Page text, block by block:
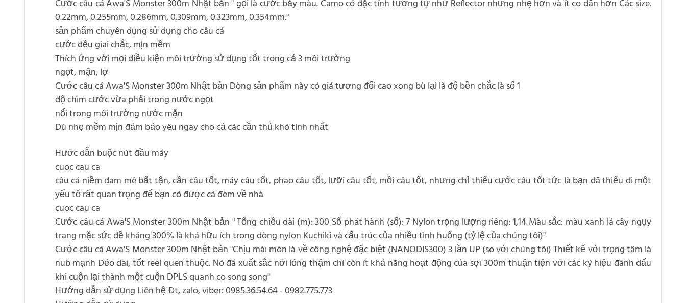
Cước câu cá Awa'S Monster 300m Nhật bản " gọi là cước bảy màu. Camo có đặc tính tương tự như Reflector nhưng nhẹ hơn và ít co dãn hơn Các size.
0.22mm, 0.255mm, 0.286mm, 0.309mm, 0.323mm, 0.354mm."
sản phẩm chuyên dụng sử dụng cho câu cá
cước đều giai chắc, mịn mềm
Thích ứng với mọi điều kiện môi trường sử dụng tốt trong cả 3 môi trường
ngọt, mặn, lợ
Cước câu cá Awa'S Monster 300m Nhật bản Dòng sản phẩm này có giá tương đối cao xong bù lại là độ bền chắc là số 1
độ chìm cước vừa phải trong nước ngọt
nổi trong môi trường nước mặn
Dù nhẹ mềm mịn đảm bảo yêu ngay cho cả các cần thủ khó tính nhất
Hước dẫn buộc nút đầu máy
cuoc cau ca
câu cá niềm đam mê bất tận, cần câu tốt, máy câu tốt, phao câu tốt, lưỡi câu tốt, mồi câu tốt, nhưng chỉ thiếu cước câu tốt tức là bạn đã thiếu đi một
yếu tố rất quan trọng để bạn có được cá đem về nhà
cuoc cau ca
Cước câu cá Awa'S Monster 300m Nhật bản " Tổng chiều dài (m): 300 Số phát hành (số): 7 Nylon trọng lượng riêng: 1,14 Màu sắc: màu xanh lá cây ngụy
trang mặc sức đề kháng 300% là khá hữu ích trong dòng nylon Kuchiki và cấu trúc của nhiều tình huống (tỷ lệ của chúng tôi)"
Cước câu cá Awa'S Monster 300m Nhật bản "Chịu mài mòn là về công nghệ đặc biệt (NANODIS300) 3 lần UP (so với chúng tôi) Thiết kế với trọng tâm là
nub mạnh Dẻo dai, tốt reel quen thuộc. Nó đã xuất sắc nới lỏng thậm chí còn ít khả năng hoạt động của sợi 300m thuận tiện với các ký hiệu đánh dấu
khi cuộn lại thành một cuộn DPLS quanh co song song"
Hướng dẫn sử dụng Liên hệ Đt, zalo, viber: 0985.36.54.64 - 0982.775.773